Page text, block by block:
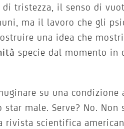
tristezza, il senso di
ma il lavoro che gli
una idea che
specie dal momento in
su una condizione
male. Serve? No. Non
rivista scientifica